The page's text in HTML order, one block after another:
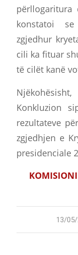
konstatoi
zgjedhur
cili ka fituar
të cilët kanë
Konkluzion
rezultateve
zgjedhjen e
presidenciale
KOMISIONI
13//